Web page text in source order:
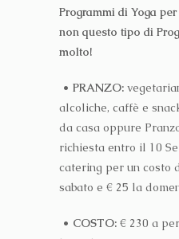
Programmi di Yoga
non questo tipo di
molto!
• PRANZO:
alcoliche, caffè e
da casa oppure
richiesta entro il 10
catering per un costo
sabato e € 25 la
• COSTO: € 230 a